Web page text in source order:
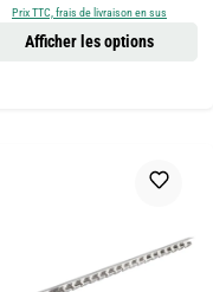
Prix TTC, frais de livraison en sus
Afficher les options